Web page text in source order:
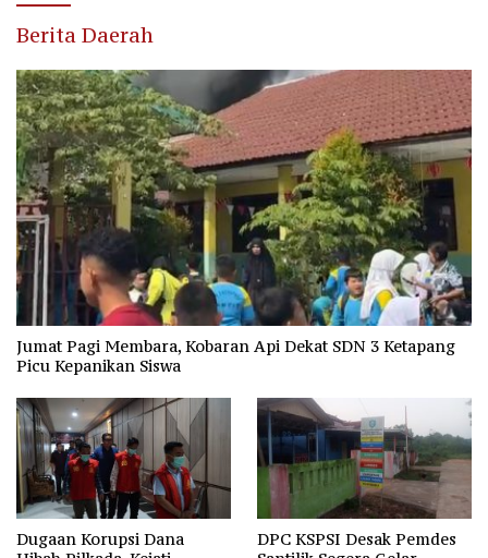
Berita Daerah
Jumat Pagi Membara, Kobaran Api Dekat SDN 3 Ketapang
Picu Kepanikan Siswa
Dugaan Korupsi Dana
DPC KSPSI Desak Pemdes